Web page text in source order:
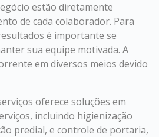
estão diretamente
de cada colaborador. Para
é importante se
sua equipe motivada. A
em diversos meios devido
oferece soluções em
incluindo higienização
predial, e controle de portaria,